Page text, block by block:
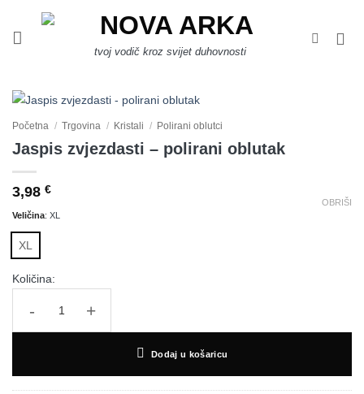
content
tvoj vodič kroz svijet duhovnosti
Početna / Trgovina / Kristali / Polirani oblutci
Jaspis zvjezdasti – polirani oblutak
3,98 €
Veličina: XL
XL
OBRIŠI
Količina:
Dodaj u košaricu